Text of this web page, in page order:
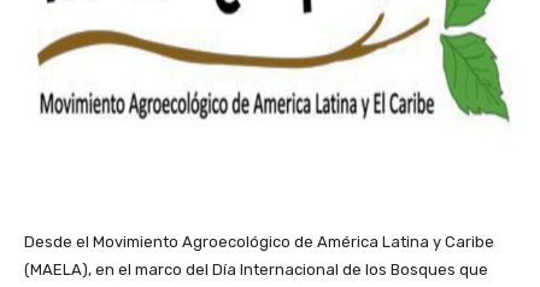
Desde el Movimiento Agroecológico de América Latina y Caribe
(MAELA), en el marco del Día Internacional de los Bosques que